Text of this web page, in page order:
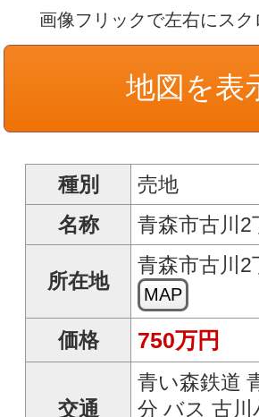
MAP
価格 750万円
青い森鉄道 青森駅徒歩9
分 バス 古川バス停徒歩
現況 更地
周辺施設
THREE：460ｍ、青森
駅：650ｍ、青森市役所
駅前庁舎：660ｍ
私道負担
─ / ─
セットバ
ック
市街化
建ぺい率